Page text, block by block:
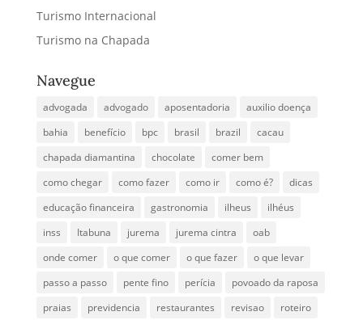
Turismo Internacional
Turismo na Chapada
Navegue
advogada advogado aposentadoria
auxilio doença
bahia
benefício bpc brasil brazil
cacau
chapada diamantina
chocolate
comer bem
como chegar
como fazer como ir como é?
dicas
educação financeira
gastronomia ilheus
ilhéus
inss
Itabuna jurema jurema cintra
oab
onde comer
o que comer o que fazer
o que levar
passo a passo
pente fino perícia
povoado da raposa
praias
previdencia restaurantes revisao roteiro